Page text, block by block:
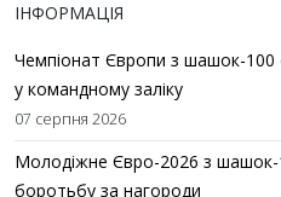
ІНФОРМАЦІЯ
Чемпіонат Європи з шашок-100
у командному заліку
07 серпня 2026
Молодіжне Євро-2026 з шашок-
боротьбу за нагороди